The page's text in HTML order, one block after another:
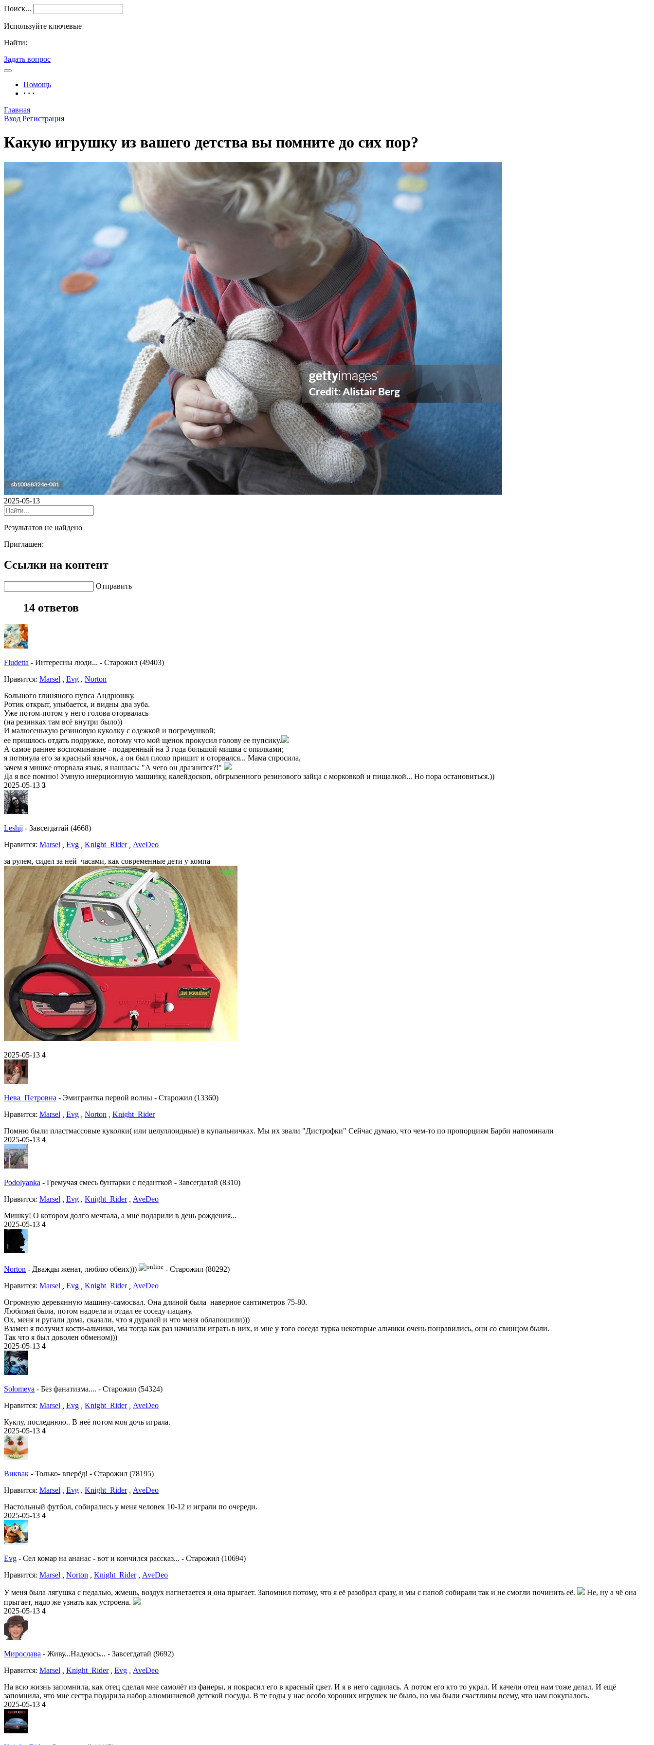
Поиск...
Используйте ключевые
Найти:
Задать вопрос
Помощь
· · ·
Главная
Вход Регистрация
Какую игрушку из вашего детства вы помните до сих пор?
2025-05-13
Результатов не найдено
Приглашен:
Ссылки на контент
Отправить
14 ответов
Fludetta - Интересны люди... - Старожил (49403)
Нравитcя: Marsel Evg
Norton
Большого глиняного пупса Андрюшку.
Ротик открыт, улыбается, и видны два зуба.
Уже потом-потом у него голова оторвалась
(на резинках там всё внутри было))
И малюсенькую резиновую куколку с одежкой и погремушкой;
ее пришлось отдать подружке, потому что мой щенок прокусил голову ее пупсику.
А самое раннее воспоминание - подаренный на 3 года большой мишка с опилками;
я потянула его за красный язычок, а он был плохо пришит и оторвался... Мама спросила,
зачем я мишке оторвала язык, я нашлась: "А чего он дразнится?!"
Да я все помню! Умную инерционную машинку, калейдоскоп, обгрызенного резинового зайца с морковкой и пищалкой... Но пора остановиться.))
2025-05-13 3
Leshij - Завсегдатай (4668)
Нравитcя: Marsel Evg Knight_Rider
AveDeo
за рулем, сидел за ней часами, как современные дети у компа
2025-05-13 4
Нева_Петровна - Эмигрантка первой волны - Старожил (13360)
Нравитcя: Marsel Evg Norton
Knight_Rider
Помню были пластмассовые куколки( или целуллоидные) в купальничках. Мы их звали "Дистрофки" Сейчас думаю, что чем-то по пропорциям Барби напоминали
2025-05-13 4
Podolyanka - Гремучая смесь бунтарки с педанткой - Завсегдатай (8310)
Нравитcя: Marsel Evg Knight_Rider
AveDeo
Мишку! О котором долго мечтала, а мне подарили в день рождения...
2025-05-13 4
Norton - Дважды женат, люблю обеих))) - Старожил (80292)
Нравитcя: Marsel Evg Knight_Rider
AveDeo
Огромную деревянную машину-самосвал. Она длиной была наверное сантиметров 75-80.
Любимая была, потом надоела и отдал ее соседу-пацану.
Ох, меня и ругали дома, сказали, что я дуралей и что меня облапошили)))
Взамен я получил кости-альчики, мы тогда как раз начинали играть в них, и мне у того соседа турка некоторые альчики очень понравились, они со свинцом были.
Так что я был доволен обменом)))
2025-05-13 4
Solomeya - Без фанатизма.... - Старожил (54324)
Нравитcя: Marsel Evg Knight_Rider
AveDeo
Куклу, последнюю.. В неё потом моя дочь играла.
2025-05-13 4
Виквак - Только- вперёд! - Старожил (78195)
Нравитcя: Marsel Evg Knight_Rider
AveDeo
Настольный футбол, собирались у меня человек 10-12 и играли по очереди.
2025-05-13 4
Evg - Сел комар на ананас - вот и кончился рассказ... - Старожил (10694)
Нравитcя: Marsel Norton Knight_Rider AveDeo
У меня была лягушка с педалью, жмешь, воздух нагнетается и она прыгает. Запомнил потому, что я её разобрал сразу, и мы с папой собирали так и не смогли починить её.
Не, ну а чё она
прыгает, надо же узнать как устроена.
2025-05-13 4
Мирослава - Живу...Надеюсь... - Завсегдатай (9692)
Нравитcя: Marsel Knight_Rider Evg
AveDeo
На всю жизнь запомнила, как отец сделал мне самолёт из фанеры, и покрасил его в красный цвет. И я в него садилась. А потом его кто то украл. И качели отец нам тоже делал. И ещё
запомнила, что мне сестра подарила набор алюминиевой детской посуды. В те годы у нас особо хороших игрушек не было, но мы были счастливы всему, что нам покупалось.
2025-05-13 4